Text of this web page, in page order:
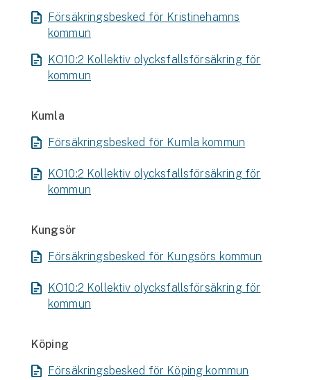
Försäkringsbesked för Kristinehamns
kommun
KO10:2 Kollektiv olycksfallsförsäkring för
kommun
Kumla
Försäkringsbesked för Kumla kommun
KO10:2 Kollektiv olycksfallsförsäkring för
kommun
Kungsör
Försäkringsbesked för Kungsörs kommun
KO10:2 Kollektiv olycksfallsförsäkring för
kommun
Köping
Försäkringsbesked för Köping kommun